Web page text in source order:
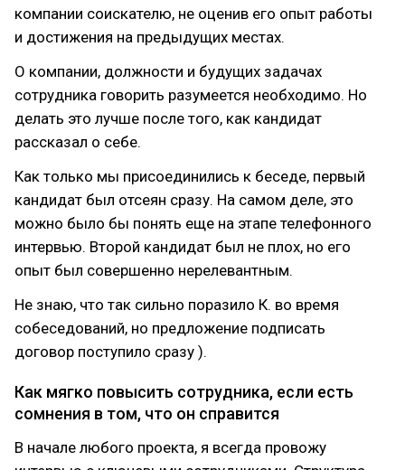
компании соискателю, не оценив его опыт работы
и достижения на предыдущих местах.
О компании, должности и будущих задачах
сотрудника говорить разумеется необходимо. Но
делать это лучше после того, как кандидат
рассказал о себе.
Как только мы присоединились к беседе, первый
кандидат был отсеян сразу. На самом деле, это
можно было бы понять еще на этапе телефонного
интервью. Второй кандидат был не плох, но его
опыт был совершенно нерелевантным.
Не знаю, что так сильно поразило К. во время
собеседований, но предложение подписать
договор поступило сразу ).
Как мягко повысить сотрудника, если есть
сомнения в том, что он справится
В начале любого проекта, я всегда провожу